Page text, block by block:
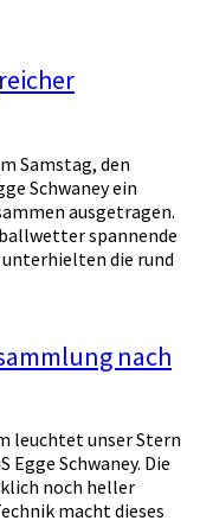
Samstag, den
Schwaney ein
ausgetragen.
spannende
die rund
nach
leuchtet unser Stern
Egge Schwaney. Die
noch heller
macht dieses